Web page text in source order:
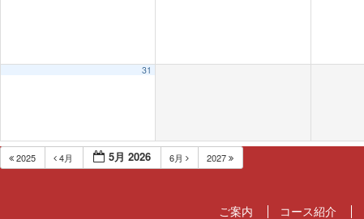
31
2025 4月 5月 2026 6月 2027
ご案内 コース紹介